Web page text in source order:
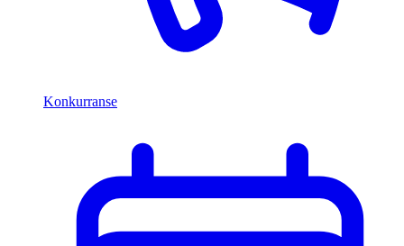
Konkurranse